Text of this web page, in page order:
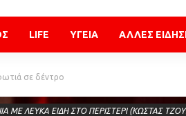
LIFE ΥΓΕΙΑ ΑΛΛΕΣ
σε δέντρο
ΜΕ ΛΕΥΚΑ ΕΙΔΗ ΣΤΟ ΠΕΡΙΣΤΕΡΙ (ΚΩΣΤΑΣ